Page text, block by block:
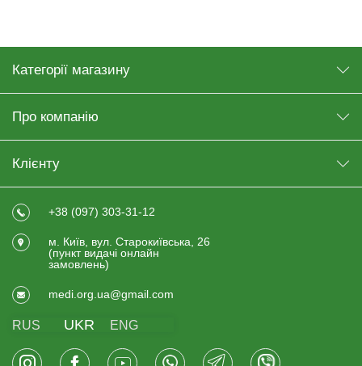
Категорії магазину
Про компанію
Клієнту
+38 (097) 303-31-12
м. Київ, вул. Старокиївська, 26
(пункт видачi онлайн
замовлень)
medi.org.ua@gmail.com
RUS UKR ENG